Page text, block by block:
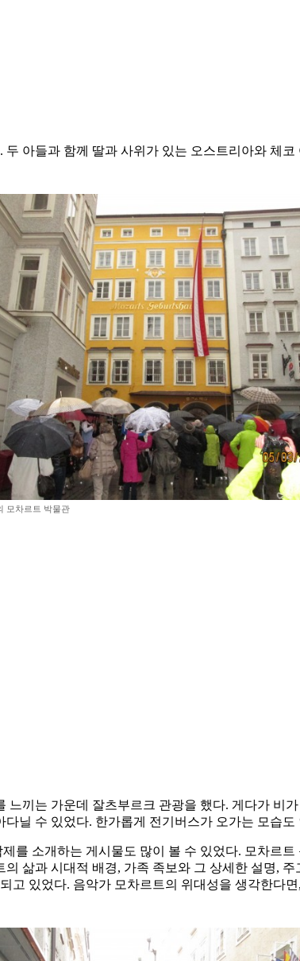
아들과 함께 딸과 사위가 있는 오스트리아와 체
모차르트 박물관
끼는 가운데 잘츠부르크 관광을 했다. 게다가 비
닐 수 있었다. 한가롭게 전기버스가 오가는 모습도
를 소개하는 게시물도 많이 볼 수 있었다. 모차르
삶과 시대적 배경, 가족 족보와 그 상세한 설명,
고 있었다. 음악가 모차르트의 위대성을 생각한다